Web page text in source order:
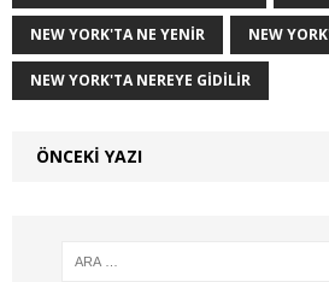
NEW YORK'TA NE YENIR NEW
NEW YORK'TA NEREYE GIDILIR
ÖNCEKI YAZI